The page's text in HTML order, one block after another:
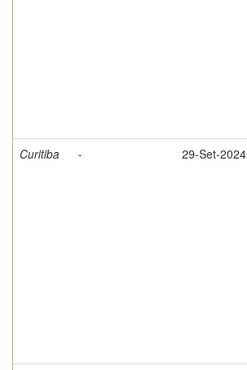
Curitiba
- 29-Set-2024